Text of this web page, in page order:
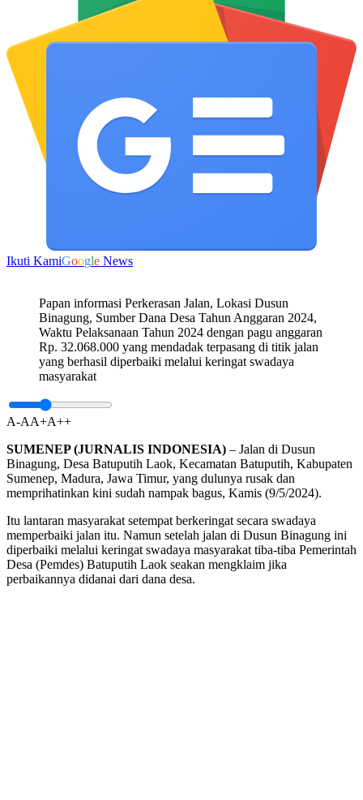
Ikuti KamiGoogle News
Papan informasi Perkerasan Jalan, Lokasi Dusun
Binagung, Sumber Dana Desa Tahun Anggaran 2024,
Waktu Pelaksanaan Tahun 2024 dengan pagu anggaran
Rp. 32.068.000 yang mendadak terpasang di titik jalan
yang berhasil diperbaiki melalui keringat swadaya
masyarakat
A-AA+A++
SUMENEP (JURNALIS INDONESIA) – Jalan di Dusun
Binagung, Desa Batuputih Laok, Kecamatan Batuputih, Kabupaten
Sumenep, Madura, Jawa Timur, yang dulunya rusak dan
memprihatinkan kini sudah nampak bagus, Kamis (9/5/2024).
Itu lantaran masyarakat setempat berkeringat secara swadaya
memperbaiki jalan itu. Namun setelah jalan di Dusun Binagung ini
diperbaiki melalui keringat swadaya masyarakat tiba-tiba Pemerintah
Desa (Pemdes) Batuputih Laok seakan mengklaim jika
perbaikannya didanai dari dana desa.